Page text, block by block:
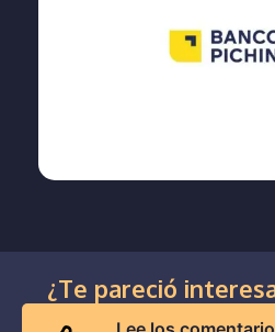
¿Te pareció